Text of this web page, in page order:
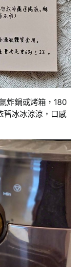
炸鍋或烤箱，180
舊冰冰涼涼，口感